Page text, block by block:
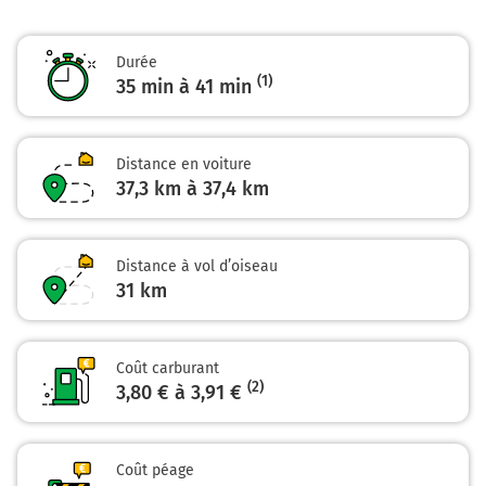
Continuer Chemin Le Reclos de Viaud sur 850 mètres
26,5 km
Continuer Route de Gendret sur 70 mètres
Tourner à droite sur D674 et continuer sur 1,7 kilomètre
27,5 km
Continuer D674 sur 6 kilomètres
D674
29,2 km
Durée
35 min à 41 min (1)
Distance en voiture
37,3 km à 37,4 km
Distance à vol d’oiseau
31 km
Coût carburant
3,80 € à 3,91 € (2)
Coût péage